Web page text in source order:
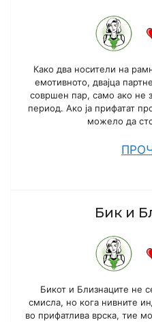
Како два носители на
емотивното, двајца
совршен пар, само ако не
период. Ако ја прифатат
можело да
Бик и
Бикот и Близнаците не
смисла, но кога нивните
во прифатлива врска, тие